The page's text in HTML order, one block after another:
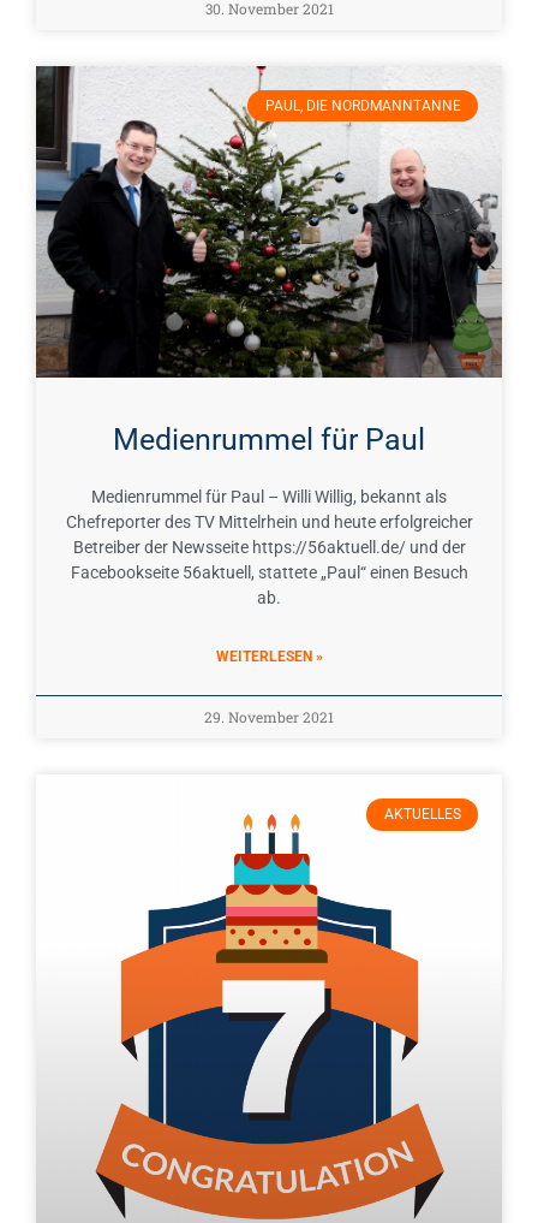
30. November 2021
PAUL, DIE NORDMANNTANNE
Medienrummel für Paul
Medienrummel für Paul – Willi Willig, bekannt als
Chefreporter des TV Mittelrhein und heute erfolgreicher
Betreiber der Newsseite https://56aktuell.de/ und der
Facebookseite 56aktuell, stattete „Paul“ einen Besuch
ab.
WEITERLESEN »
29. November 2021
AKTUELLES